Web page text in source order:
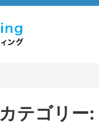
カテゴリー: